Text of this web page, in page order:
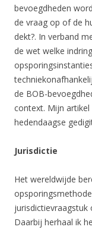
bevoegdheden
de vraag op of de
dekt?. In verband
de wet welke
de BOB-
context. Mijn artikel
hedendaagse
Jurisdictie
Het wereldwijde
jurisdictievraagstuk
Daarbij herhaal ik